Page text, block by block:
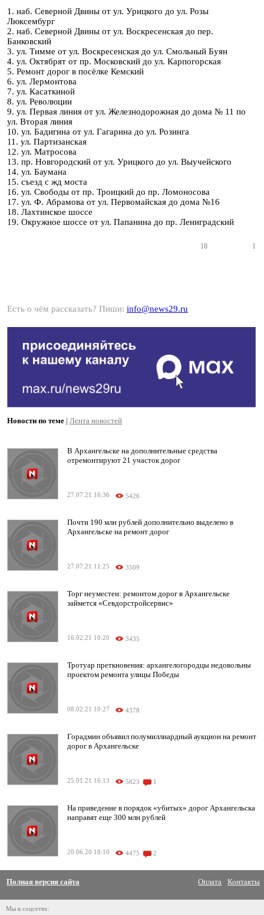
1. наб. Северной Двины от ул. Урицкого до ул. Розы
Люксембург
2. наб. Северной Двины от ул. Воскресенская до пер.
Банковский
3. ул. Тимме от ул. Воскресенская до ул. Смольный Буян
4. ул. Октябрят от пр. Московский до ул. Карпогорская
5. Ремонт дорог в посёлке Кемский
6. ул. Лермонтова
7. ул. Касаткиной
8. ул. Революции
9. ул. Первая линия от ул. Железнодорожная до дома № 11 по
ул. Вторая линия
10. ул. Бадигина от ул. Гагарина до ул. Розинга
11. ул. Партизанская
12. ул. Матросова
13. пр. Новгородский от ул. Урицкого до ул. Выучейского
14. ул. Баумана
15. съезд с жд моста
16. ул. Свободы от пр. Троицкий до пр. Ломоносова
17. ул. Ф. Абрамова от ул. Первомайская до дома №16
18. Лахтинское шоссе
19. Окружное шоссе от ул. Папанина до пр. Лениградский
18 1
Есть о чём рассказать? Пиши: info@news29.ru
Новости по теме | Лента новостей
В Архангельске на дополнительные средства
отремонтируют 21 участок дорог
27.07.21 16:36 5426
Почти 190 млн рублей дополнительно выделено в
Архангельске на ремонт дорог
27.07.21 11:25 3509
Торг неуместен: ремонтом дорог в Архангельске
займется «Севдорстройсервис»
16.02.21 10:20 3435
Тротуар преткновения: архангелогородцы недовольны
проектом ремонта улицы Победы
08.02.21 10:27 4378
Горадмин объявил полумиллиардный аукцион на ремонт
дорог в Архангельске
25.01.21 16:13 5823 1
На приведение в порядок «убитых» дорог Архангельска
направят еще 300 млн рублей
20.06.20 18:10 4475 2
Полная версия сайта Оплата Контакты
Мы в соцсетях: